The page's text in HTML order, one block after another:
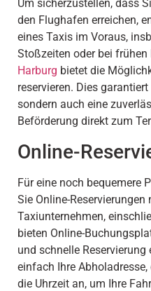
Um sicherzustellen, dass
den Flughafen erreichen,
eines Taxis im Voraus,
Stoßzeiten oder bei frühen
Harburg bietet die
reservieren. Dies
sondern auch eine
Beförderung direkt zum
Online-
Für eine noch bequemere
Sie Online-Reservierungen
Taxiunternehmen,
bieten Online-
und schnelle Reservierung
einfach Ihre
die Uhrzeit an, um Ihre